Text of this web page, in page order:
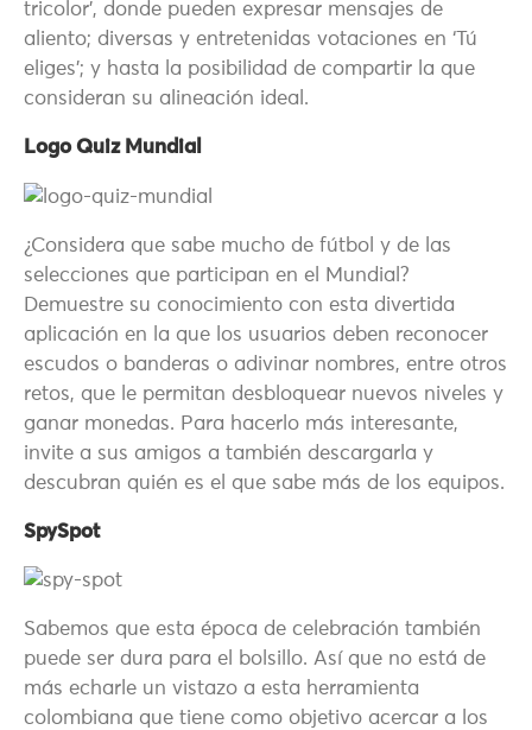
tricolor’, donde pueden expresar mensajes de
aliento; diversas y entretenidas votaciones en ‘Tú
eliges’; y hasta la posibilidad de compartir la que
consideran su alineación ideal.
Logo Quiz Mundial
¿Considera que sabe mucho de fútbol y de las
selecciones que participan en el Mundial?
Demuestre su conocimiento con esta divertida
aplicación en la que los usuarios deben reconocer
escudos o banderas o adivinar nombres, entre otros
retos, que le permitan desbloquear nuevos niveles y
ganar monedas. Para hacerlo más interesante,
invite a sus amigos a también descargarla y
descubran quién es el que sabe más de los equipos.
SpySpot
Sabemos que esta época de celebración también
puede ser dura para el bolsillo. Así que no está de
más echarle un vistazo a esta herramienta
colombiana que tiene como objetivo acercar a los